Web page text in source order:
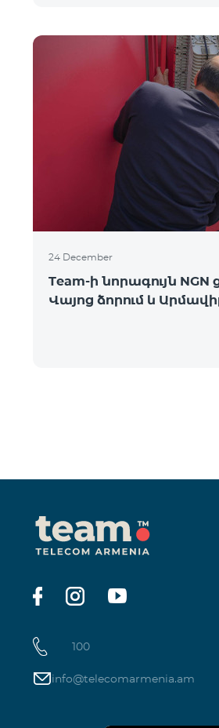
24 December
Team-ի նորագույն
Վայոց ձորում և
100
info@telecomarmenia.am